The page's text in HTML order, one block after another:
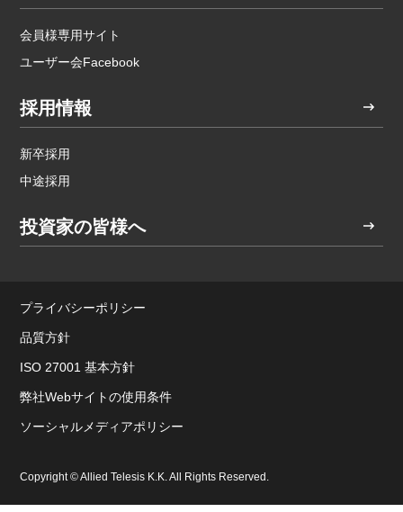
会員様専用サイト
ユーザー会Facebook
採用情報
新卒採用
中途採用
投資家の皆様へ
プライバシーポリシー
品質方針
ISO 27001 基本方針
弊社Webサイトの使用条件
ソーシャルメディアポリシー
Copyright © Allied Telesis K.K. All Rights Reserved.